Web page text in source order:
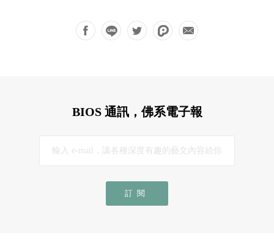
BIOS 通訊，佛系電子報
訂閱